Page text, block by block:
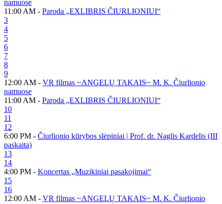
namuose
11:00 AM - Paroda „EXLIBRIS ČIURLIONIUI“
3
4
5
6
7
8
9
12:00 AM - VR filmas ~ANGELŲ TAKAIS~ M. K. Čiurlionio
namuose
11:00 AM - Paroda „EXLIBRIS ČIURLIONIUI“
10
11
12
6:00 PM - Čiurlionio kūrybos slėpiniai | Prof. dr. Naglis Kardelis (III
paskaita)
13
14
4:00 PM - Koncertas „Muzikiniai pasakojimai“
15
16
12:00 AM - VR filmas ~ANGELŲ TAKAIS~ M. K. Čiurlionio